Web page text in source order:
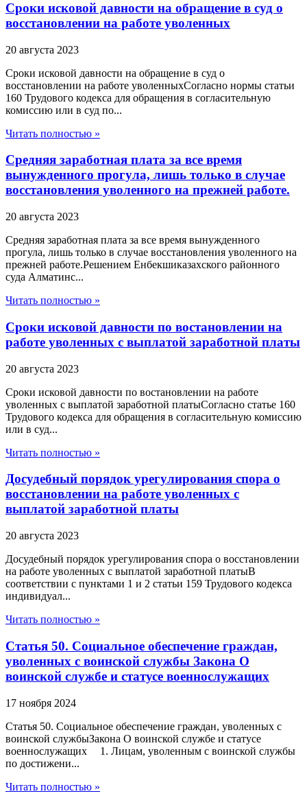
Сроки исковой давности на обращение в суд о
восстановлении на работе уволенных
20 августа 2023
Сроки исковой давности на обращение в суд о
восстановлении на работе уволенныхСогласно нормы статьи
160 Трудового кодекса для обращения в согласительную
комиссию или в суд по...
Читать полностью »
Средняя заработная плата за все время
вынужденного прогула, лишь только в случае
восстановления уволенного на прежней работе.
20 августа 2023
Средняя заработная плата за все время вынужденного
прогула, лишь только в случае восстановления уволенного на
прежней работе.Решением Енбекшиказахского районного
суда Алматинс...
Читать полностью »
Сроки исковой давности по востановлении на
работе уволенных с выплатой заработной платы
20 августа 2023
Сроки исковой давности по востановлении на работе
уволенных с выплатой заработной платыСогласно статье 160
Трудового кодекса для обращения в согласительную комиссию
или в суд...
Читать полностью »
Досудебный порядок урегулирования спора о
восстановлении на работе уволенных с
выплатой заработной платы
20 августа 2023
Досудебный порядок урегулирования спора о восстановлении
на работе уволенных с выплатой заработной платыВ
соответствии с пунктами 1 и 2 статьи 159 Трудового кодекса
индивидуал...
Читать полностью »
Статья 50. Социальное обеспечение граждан,
уволенных с воинской службы Закона О
воинской службе и статусе военнослужащих
17 ноября 2024
Статья 50. Социальное обеспечение граждан, уволенных с
воинской службыЗакона О воинской службе и статусе
военнослужащих 1. Лицам, уволенным с воинской службы
по достижени...
Читать полностью »